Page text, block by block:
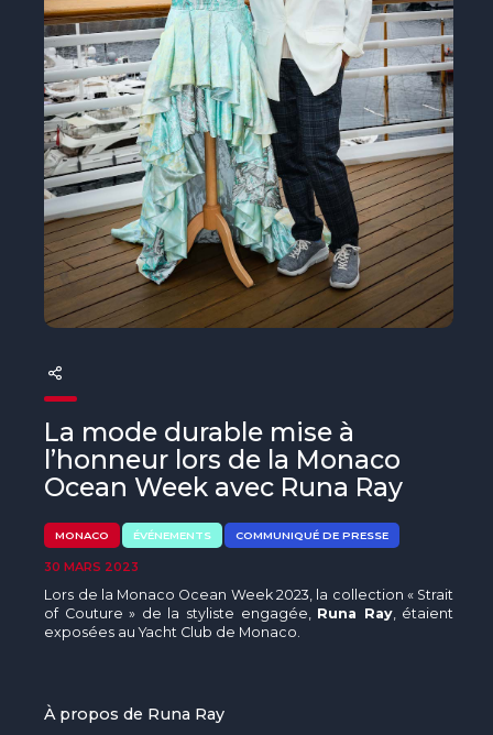
Beyond Plastic Med : BeMed
OACIS
Initiative Homme - Faune sauvage
The Green Shift Initiative
La mode durable mise à
l’honneur lors de la Monaco
Ocean Week avec Runa Ray
MONACO ÉVÉNEMENTS COMMUNIQUÉ DE PRESSE
30 MARS 2023
Lors de la Monaco Ocean Week 2023, la collection « Strait
of Couture » de la styliste engagée, Runa Ray, étaient
exposées au Yacht Club de Monaco.
À propos de Runa Ray